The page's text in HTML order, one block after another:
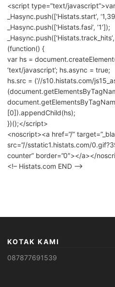
<script type=”text/
_Hasync.push([‘Histats.start’,
_Hasync.push([‘Histats.fasi’, ‘1’]);
(function() {
var hs =
‘text/javascript’; hs.async = true;
hs.src = (‘//s10.histats.com/
[0]).appendChild(hs);
})();</script>
<noscript><a href=”/”
src=”//sstatic1.histats.com/
counter” border=”0″></a></
<!– Histats.com END –>
KOTAK KAMI
087877691539